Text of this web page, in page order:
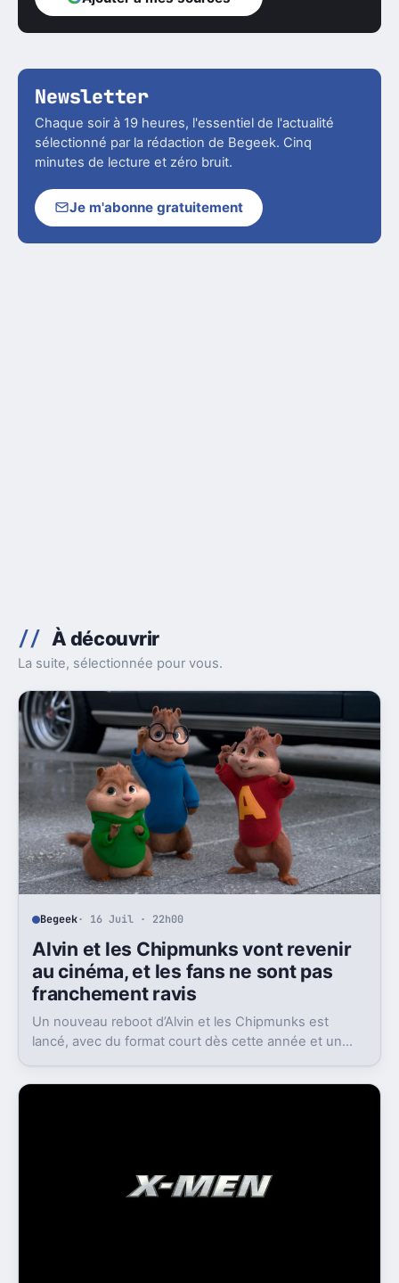
Newsletter
Chaque soir à 19 heures, l'essentiel de l'actualité
sélectionné par la rédaction de Begeek. Cinq
minutes de lecture et zéro bruit.
Je m'abonne gratuitement
À découvrir
La suite, sélectionnée pour vous.
Begeek· 16 Juil · 22h00
Alvin et les Chipmunks vont revenir
au cinéma, et les fans ne sont pas
franchement ravis
Un nouveau reboot d’Alvin et les Chipmunks est
lancé, avec du format court dès cette année et un
du public.